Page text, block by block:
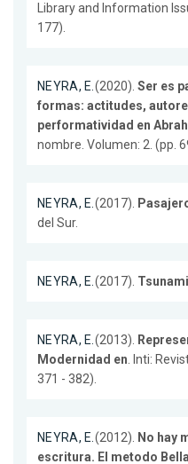
Library and Information
177).
NEYRA, E.(2020). Ser es
formas: actitudes,
performatividad en
nombre. Volumen: 2. (pp.
NEYRA, E.(2017).
del Sur.
NEYRA, E.(2017). Tsunami
NEYRA, E.(2013).
Modernidad en. Inti:
371 - 382).
NEYRA, E.(2012). No hay
escritura. El metodo